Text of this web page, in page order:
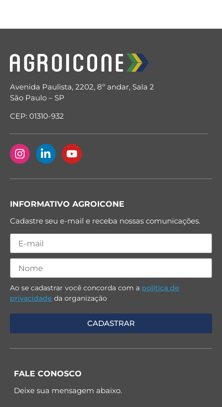
Avenida Paulista, 2202, 8º andar, Sala 2
São Paulo – SP
CEP: 01310-932
INFORMATIVO AGROICONE
Cadastre seu e-mail e receba nossas comunicações.
Ao se cadastrar você concorda com a política de
privacidade da organização
FALE CONOSCO
Deixe sua mensagem abaixo.